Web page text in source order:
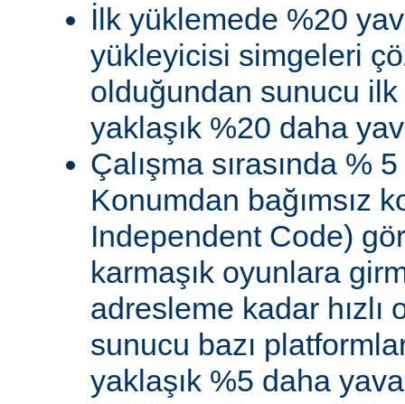
İlk yüklemede %20
yükleyicisi simgeleri
olduğundan sunucu ilk
yaklaşık %20 daha
Çalışma sırasında %
Konumdan bağımsız
Independent Code)
karmaşık oyunlara
adresleme kadar hızlı
sunucu bazı
yaklaşık %5 daha